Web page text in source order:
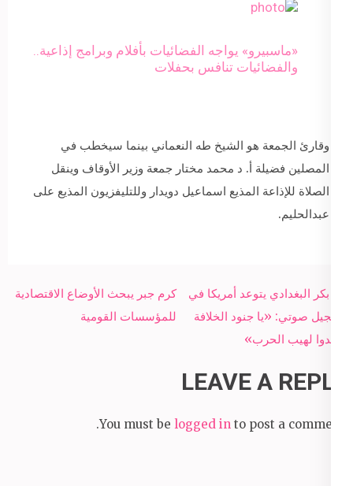
«ماسبيرو» يواجه الفضائيات بأفلام وبرامج إذاعية..
والفضائيات تنافس بحفلات
وقارئ الجمعة هو الشيخ طه النعماني بينما سيخطب في
المصلين فضيلة أ. د محمد مختار جمعة وزير الأوقاف وينقل
الصلاة للإذاعة المذيع اسماعيل دويدار وللتليفزيون المذيع على
عبدالحليم.
Post
navigation
كرم جبر يبحث الأوضاع الاقتصادية
للمؤسسات القومية
أبو بكر البغدادي يتوعد أمريكا في
تسجيل صوتي: «يا جنود الخلافة
أوقدوا لهيب الحرب»
LEAVE A REPLY
You must be logged in to post a comment.